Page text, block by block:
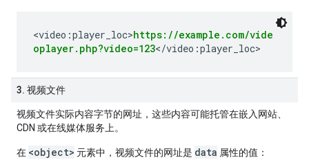
<video:player_loc>https://example.com/vide
oplayer.php?video=123</video:player_loc>
3. 视频文件
视频文件实际内容字节的网址，这些内容可能托管在嵌入网站、
CDN 或在线媒体服务上。
在 <object> 元素中，视频文件的网址是 data 属性的值：